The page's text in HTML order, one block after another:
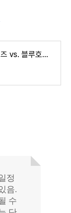
해외웹호스팅: 클라우드웨이즈 vs. 블루호스트 vs. 카페24 비교 (Cloudways vs. Bluehost vs. Cafe24)